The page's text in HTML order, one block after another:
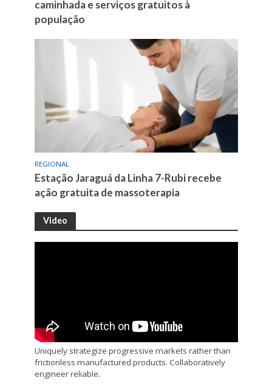
caminhada e serviços gratuitos à
população
REGIONAL
Estação Jaraguá da Linha 7-Rubi recebe
ação gratuita de massoterapia
Video
Uniquely strategize progressive markets rather than
frictionless manufactured products. Collaboratively
engineer reliable.